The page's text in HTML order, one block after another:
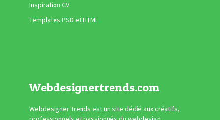
Inspiration CV
Templates PSD et HTML
Webdesignertrends.com
Webdesigner Trends est un site dédié aux créatifs,